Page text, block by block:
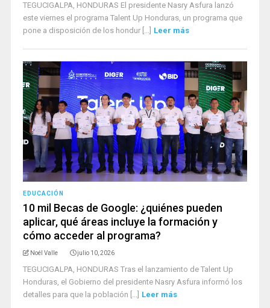
TEGUCIGALPA, HONDURAS El presidente Nasry Asfura lanzó
este viernes el programa Talent Up Honduras, un programa que
pone a disposición de los hondur [...] Leer más
EDUCACIÓN
10 mil Becas de Google: ¿quiénes pueden
aplicar, qué áreas incluye la formación y
cómo acceder al programa?
Noél Valle julio 10, 2026
TEGUCIGALPA, HONDURAS Tras el lanzamiento de Talent Up
Honduras, el Gobierno del presidente Nasry Asfura informó los
detalles para que la población [...] Leer más